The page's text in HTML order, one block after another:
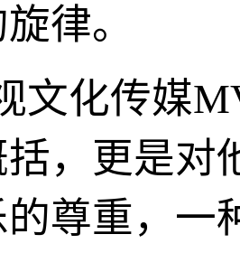
律。
文化传媒
，更是对
尊重，一